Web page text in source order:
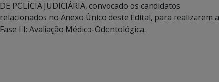
DE POLÍCIA JUDICIÁRIA, convocado os candidatos
relacionados no Anexo Único deste Edital, para realizarem a
Fase III: Avaliação Médico-Odontológica.